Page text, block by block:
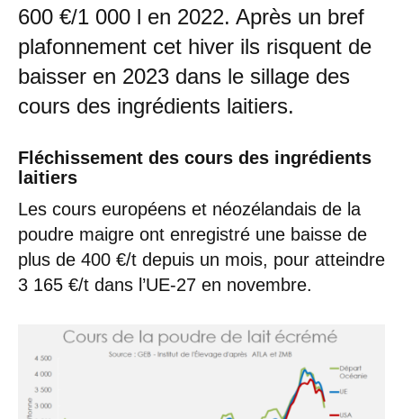
600 €/1 000 l en 2022. Après un bref
plafonnement cet hiver ils risquent de
baisser en 2023 dans le sillage des
cours des ingrédients laitiers.
Fléchissement des cours des ingrédients
laitiers
Les cours européens et néozélandais de la
poudre maigre ont enregistré une baisse de
plus de 400 €/t depuis un mois, pour atteindre
3 165 €/t dans l’UE-27 en novembre.